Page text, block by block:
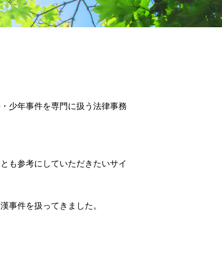
少年事件を専門に扱う法律事務
も参考にしていただきたいサイ
事件を扱ってきました。